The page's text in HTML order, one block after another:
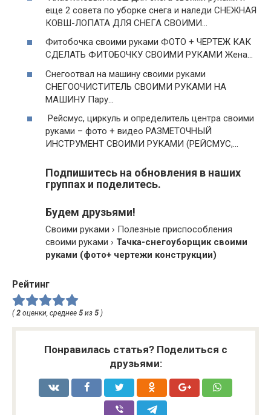
еще 2 совета по уборке снега и наледи СНЕЖНАЯ
КОВШ-ЛОПАТА ДЛЯ СНЕГА СВОИМИ…
Фитобочка своими руками ФОТО + ЧЕРТЕЖ КАК
СДЕЛАТЬ ФИТОБОЧКУ СВОИМИ РУКАМИ Жена…
Снегоотвал на машину своими руками
СНЕГООЧИСТИТЕЛЬ СВОИМИ РУКАМИ НА
МАШИНУ Пару…
Рейсмус, циркуль и определитель центра своими
руками – фото + видео РАЗМЕТОЧНЫЙ
ИНСТРУМЕНТ СВОИМИ РУКАМИ (РЕЙСМУС,…
Подпишитесь на обновления в наших
группах и поделитесь.
Будем друзьями!
Своими руками › Полезные приспособления
своими руками › Тачка-снегоуборщик своими
руками (фото+ чертежи конструкции)
Рейтинг
(2 оценки, среднее 5 из 5 )
Понравилась статья? Поделиться с
друзьями: